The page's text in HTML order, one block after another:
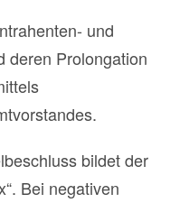
und
deren Prolongation
bildet der
Bei negativen